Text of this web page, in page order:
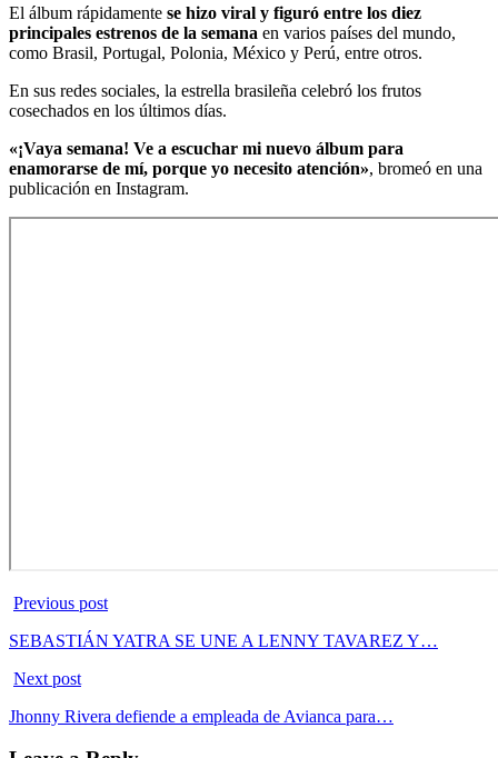
El álbum rápidamente se hizo viral y figuró entre los diez
principales estrenos de la semana en varios países del mundo,
como Brasil, Portugal, Polonia, México y Perú, entre otros.
En sus redes sociales, la estrella brasileña celebró los frutos
cosechados en los últimos días.
«¡Vaya semana! Ve a escuchar mi nuevo álbum para
enamorarse de mí, porque yo necesito atención», bromeó en una
publicación en Instagram.
Previous post
SEBASTIÁN YATRA SE UNE A LENNY TAVAREZ Y…
Next post
Jhonny Rivera defiende a empleada de Avianca para…